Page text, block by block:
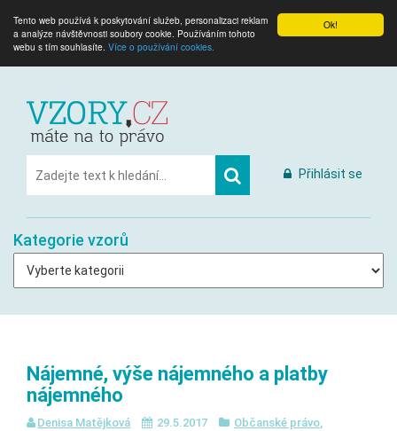
Ok!
Tento web používá k poskytování služeb, personalizaci reklam
a analýze návštěvnosti soubory cookie. Používáním tohoto
webu s tím souhlasíte. Více o používání cookies.
Přihlásit se
Kategorie vzorů
Nájemné, výše nájemného a platby
nájemného
Denisa Matějková 29.5.2017 Občanské právo,